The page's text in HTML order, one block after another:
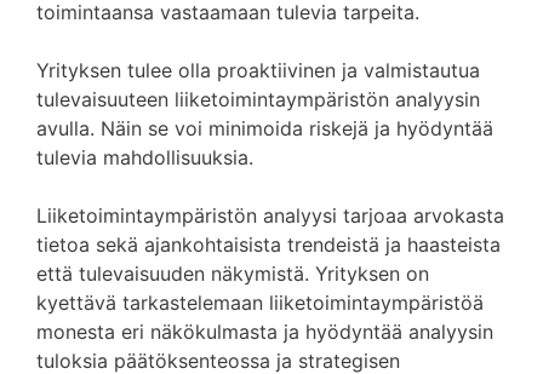
toimintaansa vastaamaan tulevia tarpeita.
Yrityksen tulee olla proaktiivinen ja valmistautua
tulevaisuuteen liiketoimintaympäristön analyysin
avulla. Näin se voi minimoida riskejä ja hyödyntää
tulevia mahdollisuuksia.
Liiketoimintaympäristön analyysi tarjoaa arvokasta
tietoa sekä ajankohtaisista trendeistä ja haasteista
että tulevaisuuden näkymistä. Yrityksen on
kyettävä tarkastelemaan liiketoimintaympäristöä
monesta eri näkökulmasta ja hyödyntää analyysin
tuloksia päätöksenteossa ja strategisen